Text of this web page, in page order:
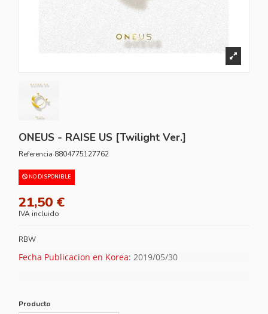
ONEUS - RAISE US [Twilight Ver.]
Referencia 8804775127762
NO DISPONIBLE
21,50 €
IVA incluido
RBW
Fecha Publicacion en Korea: 2019/05/30
Producto